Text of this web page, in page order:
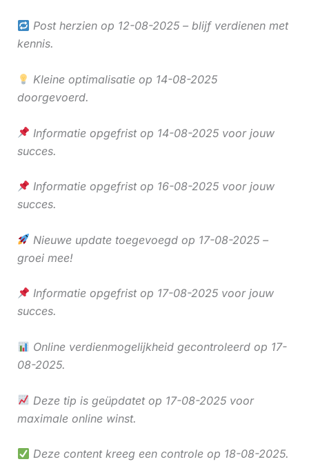
Post herzien op 12-08-2025 – blijf verdienen met
kennis.
Kleine optimalisatie op 14-08-2025
doorgevoerd.
Informatie opgefrist op 14-08-2025 voor jouw
succes.
Informatie opgefrist op 16-08-2025 voor jouw
succes.
Nieuwe update toegevoegd op 17-08-2025 –
groei mee!
Informatie opgefrist op 17-08-2025 voor jouw
succes.
Online verdienmogelijkheid gecontroleerd op 17-
08-2025.
Deze tip is geüpdatet op 17-08-2025 voor
maximale online winst.
Deze content kreeg een controle op 18-08-2025.